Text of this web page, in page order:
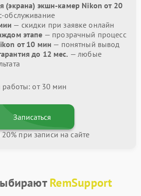
(экрана) экшн-камер Nikon от 20
обслуживание
— скидки при заявке онлайн
этапе — прозрачный процесс
от 10 мин — понятный вывод
до 12 мес. — любые
работы: от 30 мин
Записаться
при записи на сайте
RemSupport